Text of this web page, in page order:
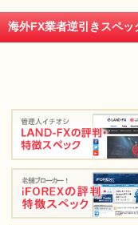
海外FX業者逆引きスペッ